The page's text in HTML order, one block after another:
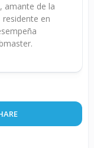
amante de la
en